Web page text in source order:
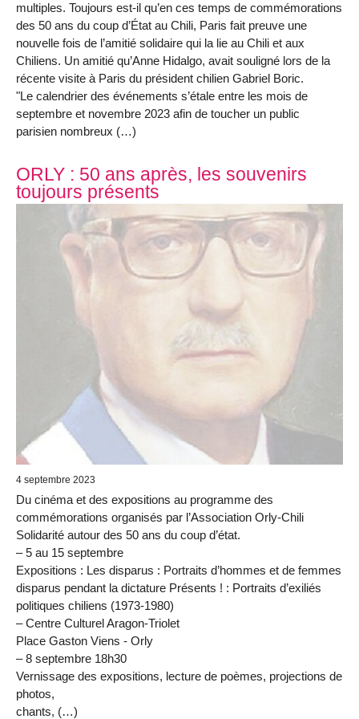
multiples. Toujours est-il qu’en ces temps de commémorations
des 50 ans du coup d’État au Chili, Paris fait preuve une
nouvelle fois de l’amitié solidaire qui la lie au Chili et aux
Chiliens. Un amitié qu’Anne Hidalgo, avait souligné lors de la
récente visite à Paris du président chilien Gabriel Boric.
"Le calendrier des événements s’étale entre les mois de
septembre et novembre 2023 afin de toucher un public
parisien nombreux (…)
ORLY : 50 ans après, les souvenirs
toujours présents
4 septembre 2023
Du cinéma et des expositions au programme des
commémorations organisés par l’Association Orly-Chili
Solidarité autour des 50 ans du coup d’état.
– 5 au 15 septembre
Expositions : Les disparus : Portraits d’hommes et de femmes
disparus pendant la dictature Présents ! : Portraits d’exiliés
politiques chiliens (1973-1980)
– Centre Culturel Aragon-Triolet
Place Gaston Viens - Orly
– 8 septembre 18h30
Vernissage des expositions, lecture de poèmes, projections de
photos,
chants, (…)